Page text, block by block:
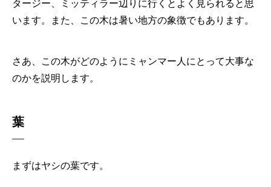
タージー、ミッティラー辺りに行くとよく見られると思
います。また、この木は暑い地方の象徴でもあります。
さあ、この木がどのようにミャンマー人にとって大事な
のかを説明します。
葉
まずはヤシの葉です。